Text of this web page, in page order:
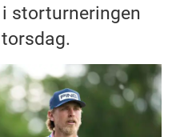
storturneringen